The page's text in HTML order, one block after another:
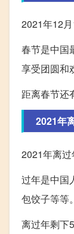
2021年12
春节是中国
享受团圆和
距离春节还
2021年
2021年离
过年是中国
包饺子等等。
离过年剩下